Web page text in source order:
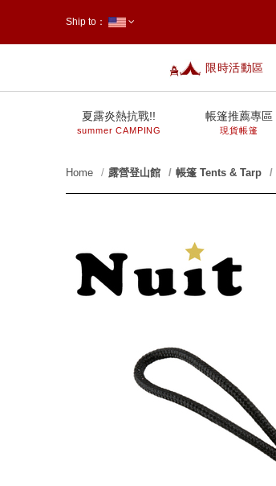
限時活動區
Ship to：
夏露炎熱抗戰!!
summer CAMPING
帳篷推薦專區
現貨帳篷
Home 露營登山館 帳篷 Tents & Tarp
prev